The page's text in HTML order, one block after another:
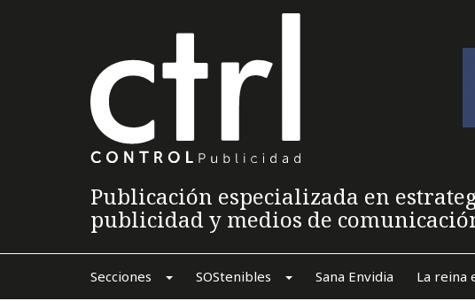
Publicación especializada en
publicidad y medios de
Secciones SOStenibles Sana Envidia La reina